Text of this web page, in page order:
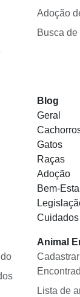
Adoção
Busca
Blog
Geral
Gatos
Raças
Adoção
Bem-
Animal
Lista de